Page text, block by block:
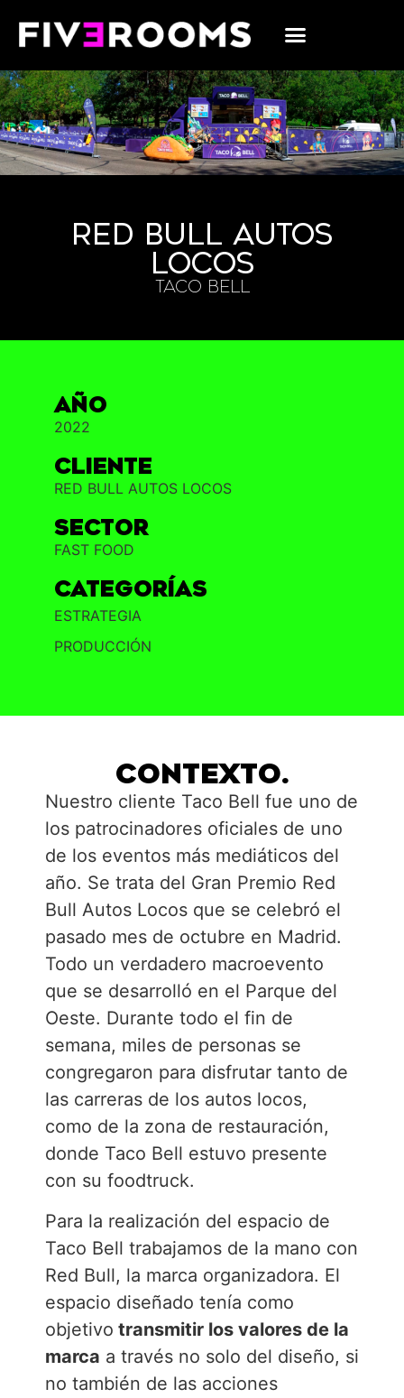
RED BULL AUTOS
LOCOS
TACO BELL
AÑO
2022
Cliente
RED BULL AUTOS LOCOS
Sector
FAST FOOD
Categorías
ESTRATEGIA
PRODUCCIÓN
CONTEXTO.
Nuestro cliente Taco Bell fue uno de
los patrocinadores oficiales de uno
de los eventos más mediáticos del
año. Se trata del Gran Premio Red
Bull Autos Locos que se celebró el
pasado mes de octubre en Madrid.
Todo un verdadero macroevento
que se desarrolló en el Parque del
Oeste. Durante todo el fin de
semana, miles de personas se
congregaron para disfrutar tanto de
las carreras de los autos locos,
como de la zona de restauración,
donde Taco Bell estuvo presente
con su foodtruck.
Para la realización del espacio de
Taco Bell trabajamos de la mano con
Red Bull, la marca organizadora. El
espacio diseñado tenía como
objetivo transmitir los valores de la
marca a través no solo del diseño, si
no también de las acciones